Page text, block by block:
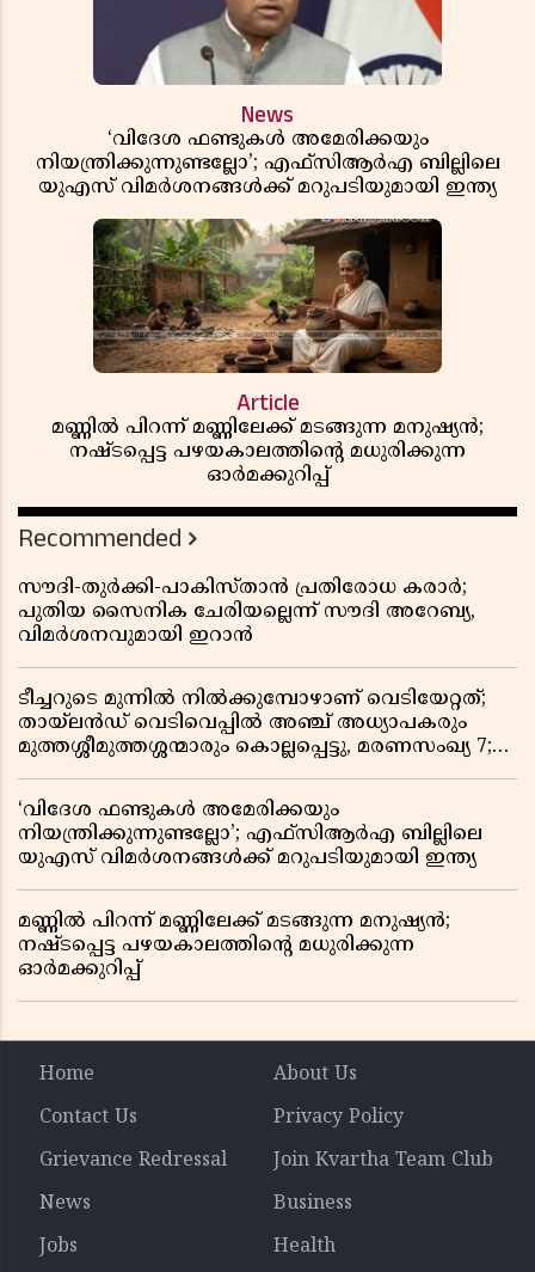
News
‘വിദേശ ഫണ്ടുകൾ അമേരിക്കയും
നിയന്ത്രിക്കുന്നുണ്ടല്ലോ’; എഫ്സിആർഎ ബില്ലിലെ
യുഎസ് വിമർശനങ്ങൾക്ക് മറുപടിയുമായി ഇന്ത്യ
Article
മണ്ണിൽ പിറന്ന് മണ്ണിലേക്ക് മടങ്ങുന്ന മനുഷ്യൻ;
നഷ്ടപ്പെട്ട പഴയകാലത്തിൻ്റെ മധുരിക്കുന്ന
ഓർമക്കുറിപ്പ്
Recommended
സൗദി-തുർക്കി-പാകിസ്താൻ പ്രതിരോധ കരാർ;
പുതിയ സൈനിക ചേരിയല്ലെന്ന് സൗദി അറേബ്യ,
വിമർശനവുമായി ഇറാൻ
ടീച്ചറുടെ മുന്നിൽ നിൽക്കുമ്പോഴാണ് വെടിയേറ്റത്;
തായ്‌ലൻഡ് വെടിവെപ്പിൽ അഞ്ച് അധ്യാപകരും
മുത്തശ്ശീമുത്തശ്ശന്മാരും കൊല്ലപ്പെട്ടു, മരണസംഖ്യ 7;
‘വിദേശ ഫണ്ടുകൾ അമേരിക്കയും
നിയന്ത്രിക്കുന്നുണ്ടല്ലോ’; എഫ്സിആർഎ ബില്ലിലെ
യുഎസ് വിമർശനങ്ങൾക്ക് മറുപടിയുമായി ഇന്ത്യ
മണ്ണിൽ പിറന്ന് മണ്ണിലേക്ക് മടങ്ങുന്ന മനുഷ്യൻ;
നഷ്ടപ്പെട്ട പഴയകാലത്തിൻ്റെ മധുരിക്കുന്ന
ഓർമക്കുറിപ്പ്
Home
About Us
Contact Us
Privacy Policy
Grievance Redressal
Join Kvartha Team Club
News
Business
Jobs
Health